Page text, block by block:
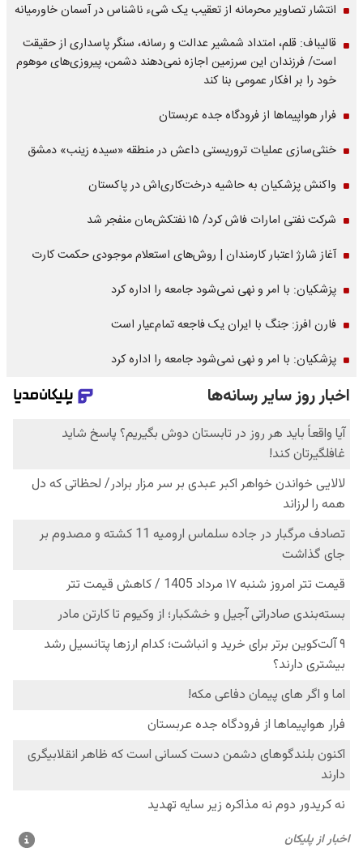
انتشار تصاویر محرمانه از تعقیب یک شیء ناشناس در آسمان خاورمیانه
قالیباف: قلم، امتداد شمشیر عدالت و رسانه، سنگر پاسداری از حقیقت
است/ فرزندان این سرزمین اجازه نمی‌دهند دشمن، پیروزی‌های موهوم
خود را بر افکار عمومی بنا کند
فرار هواپیماها از فرودگاه جده عربستان
خنثی‌سازی عملیات تروریستی داعش در منطقه «سیده زینب» دمشق
واکنش پزشکیان به حاشیه درخت‌کاری‌اش در پاکستان
شرکت نفتی امارات فاش کرد/ ۱۵ نفتکش‌مان منفجر شد
آغاز شارژ اعتبار کارمندان | روش‌های استعلام موجودی حکمت کارت
پزشکیان: با امر و نهی نمی‌شود جامعه را اداره کرد
فارن افرز: جنگ با ایران یک فاجعه تمام‌عیار است
پزشکیان: با امر و نهی نمی‌شود جامعه را اداره کرد